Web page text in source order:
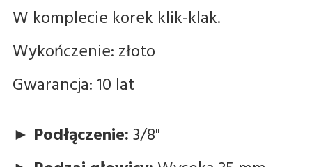
W komplecie korek klik-klak.
Wykończenie: złoto
Gwarancja: 10 lat
► Podłączenie:3/8"